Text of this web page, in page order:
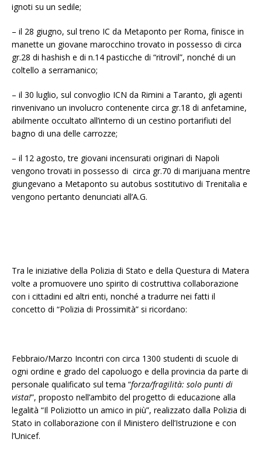
ignoti su un sedile;
– il 28 giugno, sul treno IC da Metaponto per Roma, finisce in
manette un giovane marocchino trovato in possesso di circa
gr.28 di hashish e di n.14 pasticche di “ritrovil”, nonché di un
coltello a serramanico;
– il 30 luglio, sul convoglio ICN da Rimini a Taranto, gli agenti
rinvenivano un involucro contenente circa gr.18 di anfetamine,
abilmente occultato all’interno di un cestino portarifiuti del
bagno di una delle carrozze;
– il 12 agosto, tre giovani incensurati originari di Napoli
vengono trovati in possesso di circa gr.70 di marijuana mentre
giungevano a Metaponto su autobus sostitutivo di Trenitalia e
vengono pertanto denunciati all’A.G.
Tra le iniziative della Polizia di Stato e della Questura di Matera
volte a promuovere uno spirito di costruttiva collaborazione
con i cittadini ed altri enti, nonché a tradurre nei fatti il
concetto di “Polizia di Prossimità” si ricordano:
Febbraio/Marzo Incontri con circa 1300 studenti di scuole di
ogni ordine e grado del capoluogo e della provincia da parte di
personale qualificato sul tema “forza/fragilità: solo punti di
vista!”, proposto nell’ambito del progetto di educazione alla
legalità “Il Poliziotto un amico in più”, realizzato dalla Polizia di
Stato in collaborazione con il Ministero dell’Istruzione e con
l’Unicef.